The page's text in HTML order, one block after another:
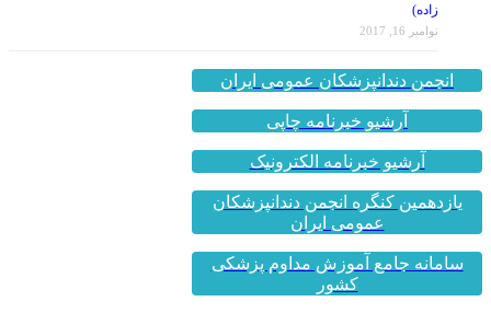
زاده)
نوامبر 16, 2017
انجمن دندانپزشکان عمومی ایران
آرشیو خبرنامه چاپی
آرشیو خبرنامه الکترونیک
یازدهمین کنگره انجمن دندانپزشکان
عمومی ایران
سامانه جامع آموزش مداوم پزشکی
کشور